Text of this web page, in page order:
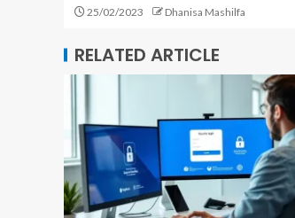
25/02/2023 Dhanisa Mashilfa
RELATED ARTICLE